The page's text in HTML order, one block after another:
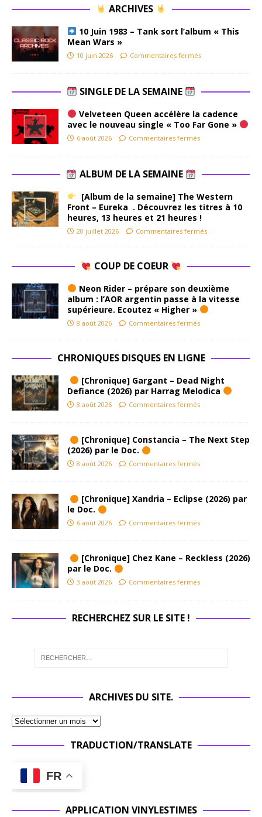
ARCHIVES
10 Juin 1983 – Tank sort l’album « This
Mean Wars »
10 juin 2026 Commentaires fermés
SINGLE DE LA SEMAINE
Velveteen Queen accélère la cadence
avec le nouveau single « Too Far Gone »
6 août 2026 Commentaires fermés
ALBUM DE LA SEMAINE
[Album de la semaine] The Western
Front – Eureka . Découvrez les titres à 10
heures, 13 heures et 21 heures !
20 juillet 2026 Commentaires fermés
COUP DE COEUR
Neon Rider – prépare son deuxième
album : l’AOR argentin passe à la vitesse
supérieure. Ecoutez « Higher »
8 août 2026 Commentaires fermés
CHRONIQUES DISQUES EN LIGNE
[Chronique] Gargant – Dead Night
Defiance (2026) par Harrag Melodica
8 août 2026 Commentaires fermés
[Chronique] Constancia – The Next Step
(2026) par le Doc.
8 août 2026 Commentaires fermés
[Chronique] Xandria – Eclipse (2026) par
le Doc.
6 août 2026 Commentaires fermés
[Chronique] Chez Kane – Reckless (2026)
par le Doc.
3 août 2026 Commentaires fermés
RECHERCHEZ SUR LE SITE !
ARCHIVES DU SITE.
TRADUCTION/TRANSLATE
FR
APPLICATION VINYLESTIMES